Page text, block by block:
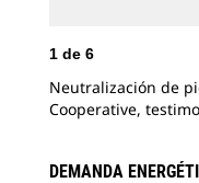
1 de 6
Neutralización de
Cooperative,
DEMANDA